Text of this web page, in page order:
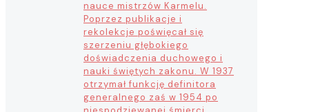
nauce mistrzów Karmelu.
Poprzez publikacje i
rekolekcje poświęcał się
szerzeniu głębokiego
doświadczenia duchowego i
nauki świętych zakonu. W 1937
otrzymał funkcję definitora
generalnego zaś w 1954 po